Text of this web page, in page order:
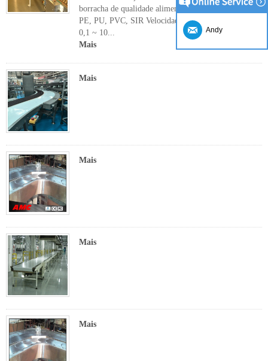
borracha de qualidade alimentar: Tipo de correia
PE, PU, ​​PVC, SIR Velocidade da correia ajustável
0,1 ~ 10...
Mais
Mais
Mais
Mais
Mais
Andy